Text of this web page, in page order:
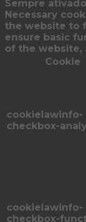
Sempre ativado
Necessary
the website to
ensure basic
of the website,
Cookie
cookielawinfo-
checkbox-
cookielawinfo-
checkbox-